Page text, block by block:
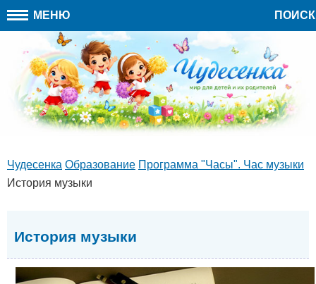
МЕНЮ ПОИСК
Чудесенка Образование Программа "Часы". Час музыки
История музыки
История музыки